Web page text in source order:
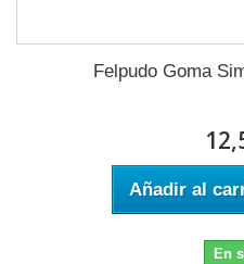
Felpudo Goma
Añadir al
En